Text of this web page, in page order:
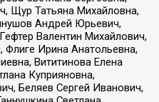
Щур Татьяна Михайловна,
Андрей Юрьевич,
Валентин Михайлович,
Ирина Анатольевна,
Вититинова Елена
Куприяновна,
Беляев Сергей Иванович,